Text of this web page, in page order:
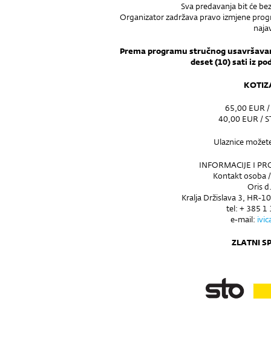
Sva predavanja bit će
Organizator zadržava pravo izmjene
Prema programu stručnog
deset (10) sati iz
65,00 EUR /
40,00 EUR /
Ulaznice
INFORMACIJE I
Kontakt osoba
Oris
Kralja Držislava 3, HR-
tel: + 385 1
e-mail:
ZLATNI